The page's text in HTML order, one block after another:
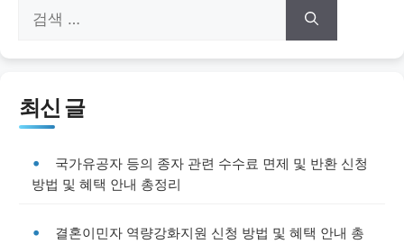
색:
최신 글
국가유공자 등의 종자 관련 수수료 면제 및 반환 신청
방법 및 혜택 안내 총정리
결혼이민자 역량강화지원 신청 방법 및 혜택 안내 총